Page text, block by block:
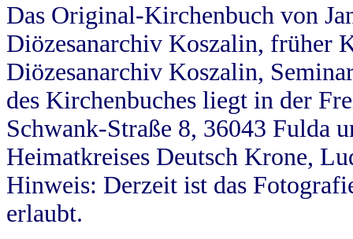
Das Original-Kirchenbuch von
Diözesanarchiv Koszalin, früher
Diözesanarchiv Koszalin,
des Kirchenbuches liegt in der
Schwank-Straße 8, 36043 Fulda
Heimatkreises Deutsch Krone,
Hinweis: Derzeit ist das
erlaubt.